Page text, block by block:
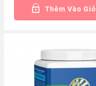
Thêm Vào Giỏ